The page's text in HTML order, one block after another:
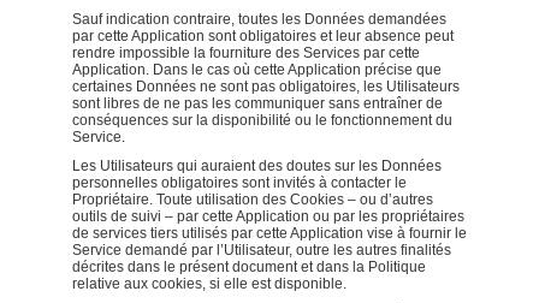
Sauf indication contraire, toutes les Données demandées
par cette Application sont obligatoires et leur absence peut
rendre impossible la fourniture des Services par cette
Application. Dans le cas où cette Application précise que
certaines Données ne sont pas obligatoires, les Utilisateurs
sont libres de ne pas les communiquer sans entraîner de
conséquences sur la disponibilité ou le fonctionnement du
Service.
Les Utilisateurs qui auraient des doutes sur les Données
personnelles obligatoires sont invités à contacter le
Propriétaire. Toute utilisation des Cookies – ou d’autres
outils de suivi – par cette Application ou par les propriétaires
de services tiers utilisés par cette Application vise à fournir le
Service demandé par l’Utilisateur, outre les autres finalités
décrites dans le présent document et dans la Politique
relative aux cookies, si elle est disponible.